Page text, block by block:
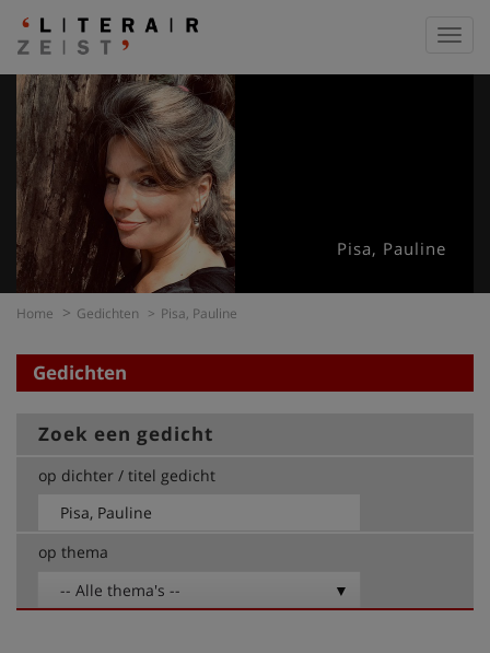
Pisa, Pauline
Home Gedichten Pisa, Pauline
Gedichten
Zoek een gedicht
op dichter / titel gedicht
op thema
-- Alle thema's --